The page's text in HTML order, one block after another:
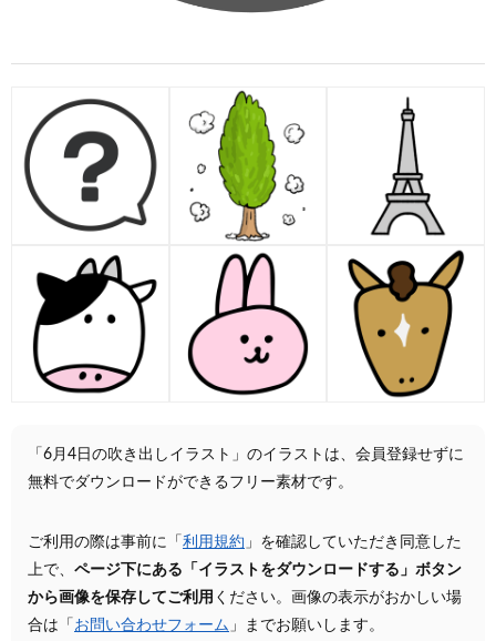
「6月4日の吹き出しイラスト」のイラストは、会員登録せずに
無料でダウンロードができるフリー素材です。
ご利用の際は事前に「 利用規約 」を確認していただき同意した
上で、 ページ下にある「イラストをダウンロードする」ボタン
から画像を保存してご利用 ください。画像の表示がおかしい場
合は「 お問い合わせフォーム 」までお願いします。